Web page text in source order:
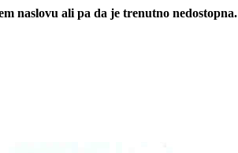
naslovu ali pa da je trenutno nedostopna.